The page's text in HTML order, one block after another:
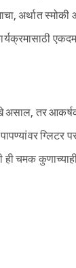
अर्थात स्मोकी
तर आकर्षक
ग्लिटर
ही चमक